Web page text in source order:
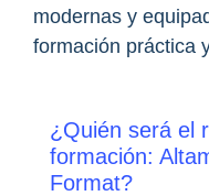
modernas y
formación práctica
¿Quién será el
formación:
Format?